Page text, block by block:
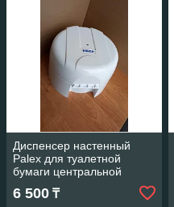
Диспенсер настенный
Palex для туалетной
бумаги центральной
вытяжки
6 500 ₸